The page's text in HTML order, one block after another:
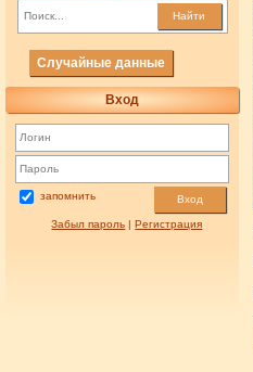
Найти
Случайные данные
Вход
запомнить Вход
Забыл пароль |Регистрация